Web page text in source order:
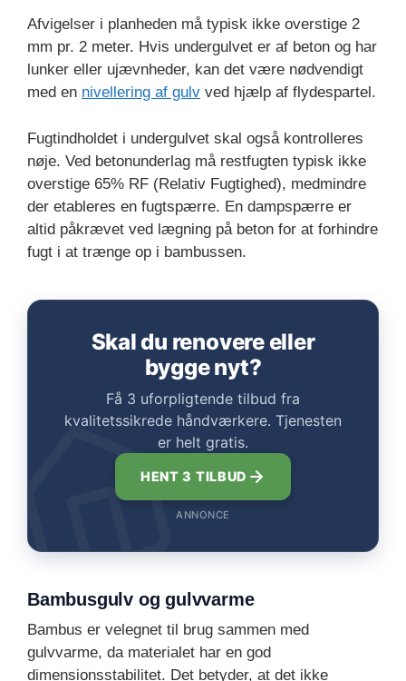
Afvigelser i planheden må typisk ikke overstige 2
mm pr. 2 meter. Hvis undergulvet er af beton og har
lunker eller ujævnheder, kan det være nødvendigt
med en nivellering af gulv ved hjælp af flydespartel.
Fugtindholdet i undergulvet skal også kontrolleres
nøje. Ved betonunderlag må restfugten typisk ikke
overstige 65% RF (Relativ Fugtighed), medmindre
der etableres en fugtspærre. En dampspærre er
altid påkrævet ved lægning på beton for at forhindre
fugt i at trænge op i bambussen.
Skal du renovere eller
bygge nyt?
Få 3 uforpligtende tilbud fra
kvalitetssikrede håndværkere. Tjenesten
er helt gratis.
HENT 3 TILBUD
ANNONCE
Bambusgulv og gulvvarme
Bambus er velegnet til brug sammen med
gulvvarme, da materialet har en god
dimensionsstabilitet. Det betyder, at det ikke